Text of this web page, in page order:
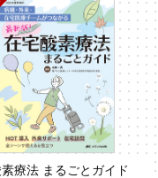
療法 まるごとガイド